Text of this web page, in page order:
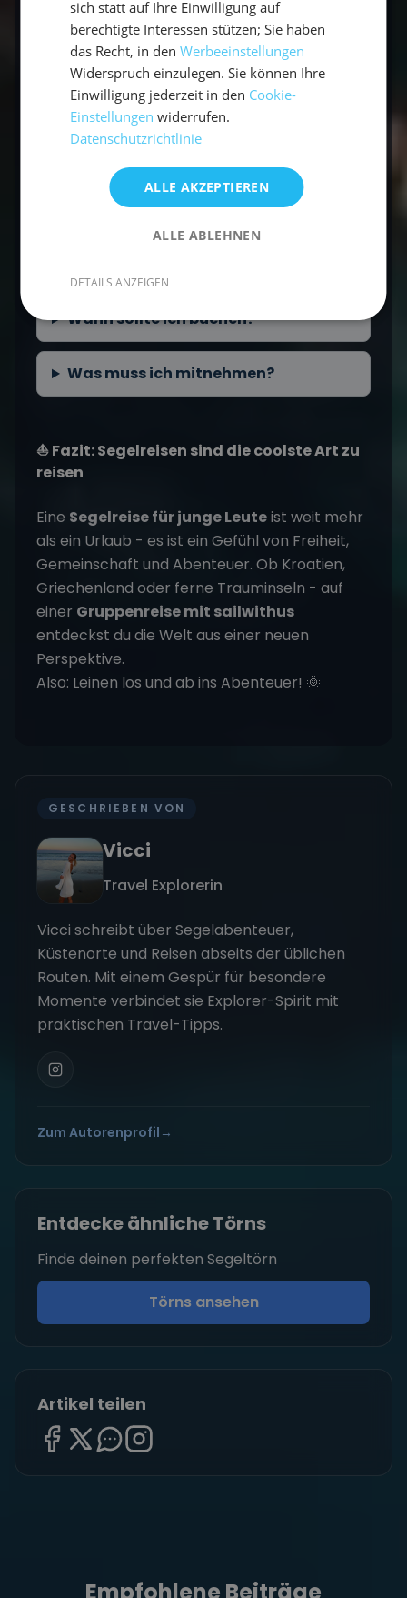
Für wen ist eine Gruppenreise für
junge Leute geeignet?
Brauche ich Segelerfahrung?
Kann ich allein buchen?
Was kostet eine Gruppenreise für
Wann sollte ich buchen?
Was muss ich mitnehmen?
⛵ Fazit: Segelreisen sind die coolste Art zu
reisen
Eine Segelreise für junge Leuteist weit mehr
als ein Urlaub - es ist ein Gefühl von Freiheit,
Gemeinschaft und Abenteuer. Ob Kroatien,
Griechenland oder ferne Trauminseln - auf
einer Gruppenreise mit sailwithus
entdeckst du die Welt aus einer neuen
Perspektive.
Also: Leinen los und ab ins Abenteuer! 🌞
GESCHRIEBEN VON
Vicci
Travel Explorerin
Vicci schreibt über Segelabenteuer,
Küstenorte und Reisen abseits der üblichen
Routen. Mit einem Gespür für besondere
Momente verbindet sie Explorer-Spirit mit
praktischen Travel-Tipps.
Zum Autorenprofil →
Entdecke ähnliche Törns
Finde deinen perfekten Segeltörn
Törns ansehen
Artikel teilen
sich statt auf Ihre Einwilligung auf
berechtigte Interessen stützen; Sie haben
das Recht, in denWerbeeinstellungen
Widerspruch einzulegen. Sie können Ihre
Einwilligung jederzeit in den Cookie-
Einstellungen widerrufen.
Datenschutzrichtlinie
ALLE AKZEPTIEREN
ALLE ABLEHNEN
DETAILS ANZEIGEN